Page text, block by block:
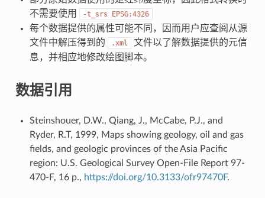
不需要使用
-t_srs EPSG:4326
每个数据提供的属性可能不同，因而用户应查阅从源
文件中解压得到的
.xml
文件以了解数据提供的元信
息，并相应地修改绘图脚本。
数据引用
Steinshouer, D.W., Qiang, J., McCabe, P.J., and
Ryder, R.T, 1999, Maps showing geology, oil and gas
fields, and geologic provinces of the Asia Pacific
region: U.S. Geological Survey Open-File Report 97-
470-F, 16 p., https://doi.org/10.3133/ofr97470F.